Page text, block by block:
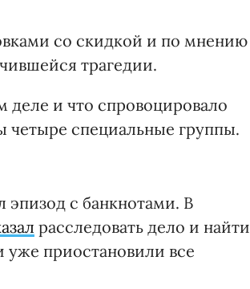
со скидкой и по мнению
трагедии.
деле и что спровоцировало
четыре специальные группы.
с банкнотами. В
расследовать дело и найти
уже приостановили все